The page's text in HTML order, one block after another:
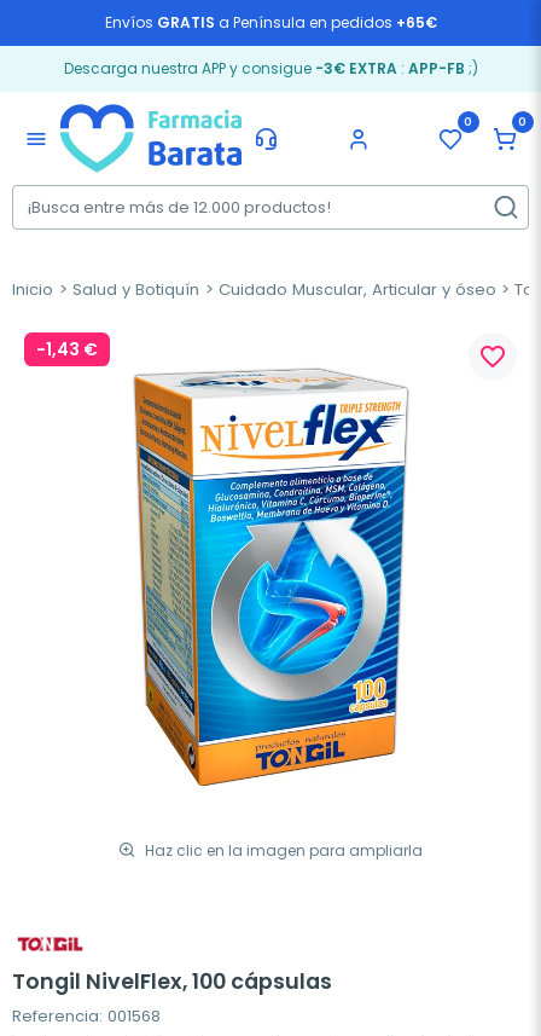
Envíos GRATIS a Península en pedidos +65€
Descarga nuestra APP y consigue -3€ EXTRA: APP-FB ;)
menu
0 0
Inicio Salud y Botiquín Cuidado Muscular, Articular y óseo
-1,43 €
Haz clic en la imagen para ampliarla
favorite_border
Tongil NivelFlex, 100 cápsulas
Referencia: 001568